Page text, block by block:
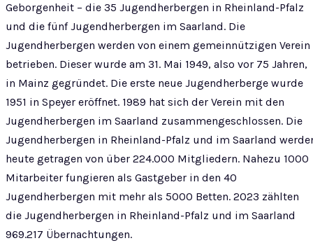
Geborgenheit – die 35 Jugendherbergen in Rheinland-Pfalz
und die fünf Jugendherbergen im Saarland. Die
Jugendherbergen werden von einem gemeinnützigen Verein
betrieben. Dieser wurde am 31. Mai 1949, also vor 75 Jahren,
in Mainz gegründet. Die erste neue Jugendherberge wurde
1951 in Speyer eröffnet. 1989 hat sich der Verein mit den
Jugendherbergen im Saarland zusammengeschlossen. Die
Jugendherbergen in Rheinland-Pfalz und im Saarland
heute getragen von über 224.000 Mitgliedern. Nahezu 1000
Mitarbeiter fungieren als Gastgeber in den 40
Jugendherbergen mit mehr als 5000 Betten. 2023 zählten
die Jugendherbergen in Rheinland-Pfalz und im Saarland
969.217 Übernachtungen.